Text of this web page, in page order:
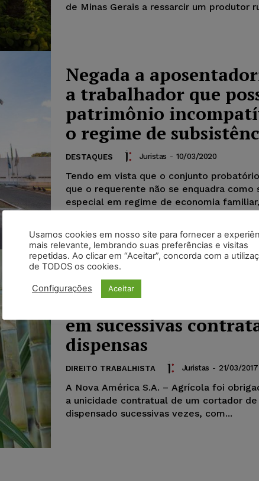
de Minas Gerais a ressarcir um produtor
Negada a
a trabalhador que
patrimônio
o regime de
DESTAQUES Juristas - 10/03/2020
Tendo em vista que o conjunto
que o requerente não se enquadra como
especial em regime de economia
Turma do TRF1 deu provimento ao
Cortador de cana
reconhecimento de
em sucessivas
dispensas
DIREITO TRABALHISTA Juristas - 21/03/2017
A Nova América S.A. – Agrícola foi
a unicidade contratual de um cortador
dispensado sucessivas vezes, com...
Usamos cookies em nosso site para fornecer a
mais relevante, lembrando suas preferências e visitas
repetidas. Ao clicar em “Aceitar”, concorda com a
de TODOS os cookies.
Configurações Aceitar